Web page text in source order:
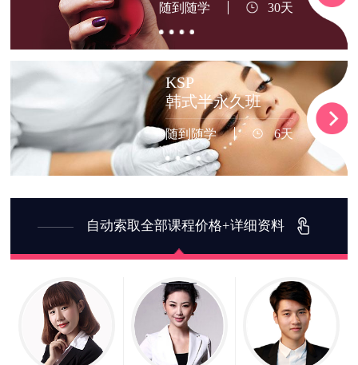
随到随学 30天
KSP
韩式半永久班
随到随学 6天
自动索取全部课程价格+详细资料